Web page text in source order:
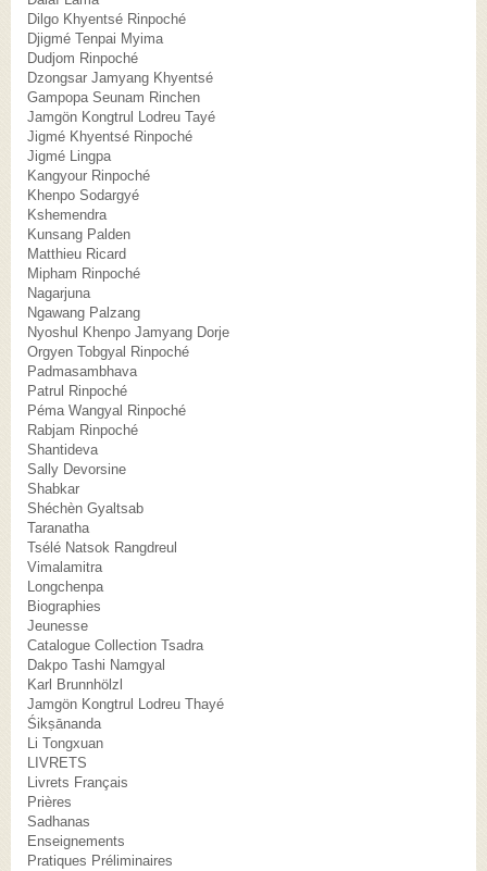
Dilgo Khyentsé Rinpoché
Djigmé Tenpai Myima
Dudjom Rinpoché
Dzongsar Jamyang Khyentsé
Gampopa Seunam Rinchen
Jamgön Kongtrul Lodreu Tayé
Jigmé Khyentsé Rinpoché
Jigmé Lingpa
Kangyour Rinpoché
Khenpo Sodargyé
Kshemendra
Kunsang Palden
Matthieu Ricard
Mipham Rinpoché
Nagarjuna
Ngawang Palzang
Nyoshul Khenpo Jamyang Dorje
Orgyen Tobgyal Rinpoché
Padmasambhava
Patrul Rinpoché
Péma Wangyal Rinpoché
Rabjam Rinpoché
Shantideva
Sally Devorsine
Shabkar
Shéchèn Gyaltsab
Taranatha
Tsélé Natsok Rangdreul
Vimalamitra
Longchenpa
Biographies
Jeunesse
Catalogue Collection Tsadra
Dakpo Tashi Namgyal
Karl Brunnhölzl
Jamgön Kongtrul Lodreu Thayé
Śikṣānanda
Li Tongxuan
LIVRETS
Livrets Français
Prières
Sadhanas
Enseignements
Pratiques Préliminaires